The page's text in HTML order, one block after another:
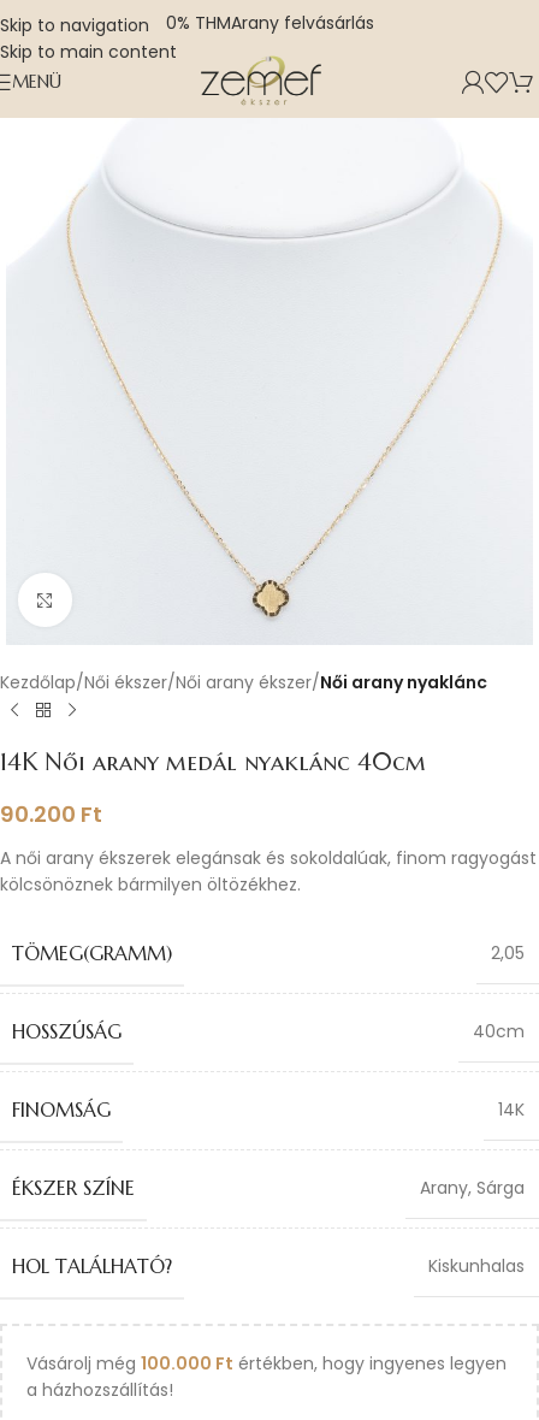
Skip to navigation
Skip to main content
0% THMArany felvásárlás
MENÜ
Nagyításhoz kattints ide
Kezdőlap Női ékszer Női arany ékszer Női arany nyaklánc
14K Női arany medál nyaklánc 40cm
90.200 Ft
A női arany ékszerek elegánsak és sokoldalúak, finom ragyogást
kölcsönöznek bármilyen öltözékhez.
TÖMEG(GRAMM) 2,05
HOSSZÚSÁG 40cm
FINOMSÁG 14K
ÉKSZER SZÍNE Arany, Sárga
HOL TALÁLHATÓ? Kiskunhalas
Vásárolj még 100.000 Ft értékben, hogy ingyenes legyen
a házhozszállítás!